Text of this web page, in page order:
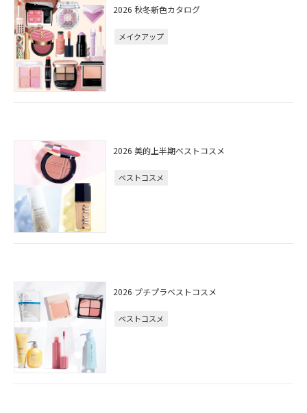
2026 秋冬新色カタログ
メイクアップ
2026 美的上半期ベストコスメ
ベストコスメ
2026 プチプラベストコスメ
ベストコスメ